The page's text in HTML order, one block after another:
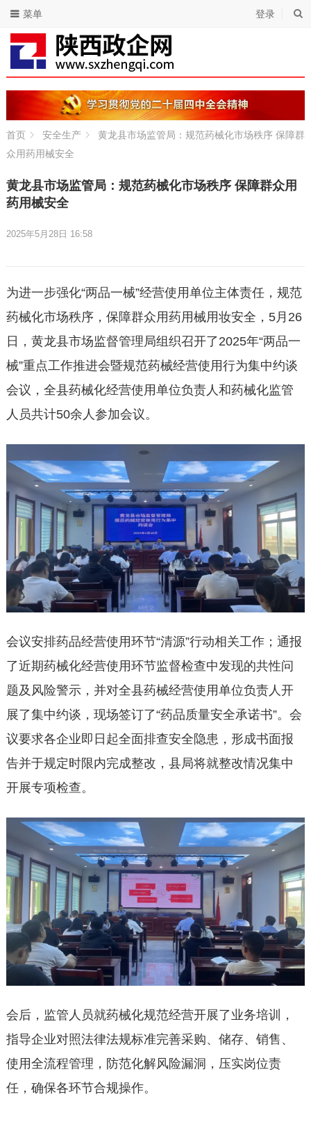
登录
菜单
首页 安全生产
黄龙县市场监管局：规范药械化市场秩序 保障群
众用药用械安全
黄龙县市场监管局：规范药械化市场秩序 保障群众用
药用械安全
2025年5月28日 16:58
为进一步强化“两品一械”经营使用单位主体责任，规范
药械化市场秩序，保障群众用药用械用妆安全，5月26
日，黄龙县市场监督管理局组织召开了2025年“两品一
械”重点工作推进会暨规范药械经营使用行为集中约谈
会议，全县药械化经营使用单位负责人和药械化监管
人员共计50余人参加会议。
会议安排药品经营使用环节“清源”行动相关工作；通报
了近期药械化经营使用环节监督检查中发现的共性问
题及风险警示，并对全县药械经营使用单位负责人开
展了集中约谈，现场签订了“药品质量安全承诺书”。会
议要求各企业即日起全面排查安全隐患，形成书面报
告并于规定时限内完成整改，县局将就整改情况集中
开展专项检查。
会后，监管人员就药械化规范经营开展了业务培训，
指导企业对照法律法规标准完善采购、储存、销售、
使用全流程管理，防范化解风险漏洞，压实岗位责
任，确保各环节合规操作。